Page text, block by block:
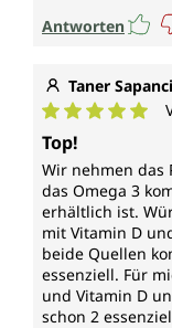
Antworten
Taner
Top!
Wir nehmen das
das Omega 3
erhältlich ist.
mit Vitamin D
beide Quellen
essenziell. Für
und Vitamin D
schon 2